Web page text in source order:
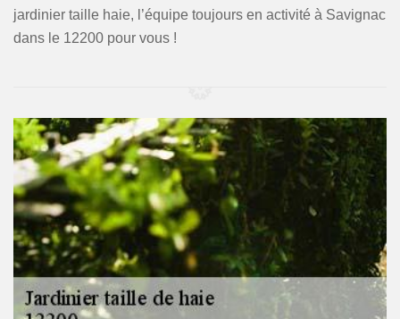
jardinier taille haie, l’équipe toujours en activité à Savignac
dans le 12200 pour vous !